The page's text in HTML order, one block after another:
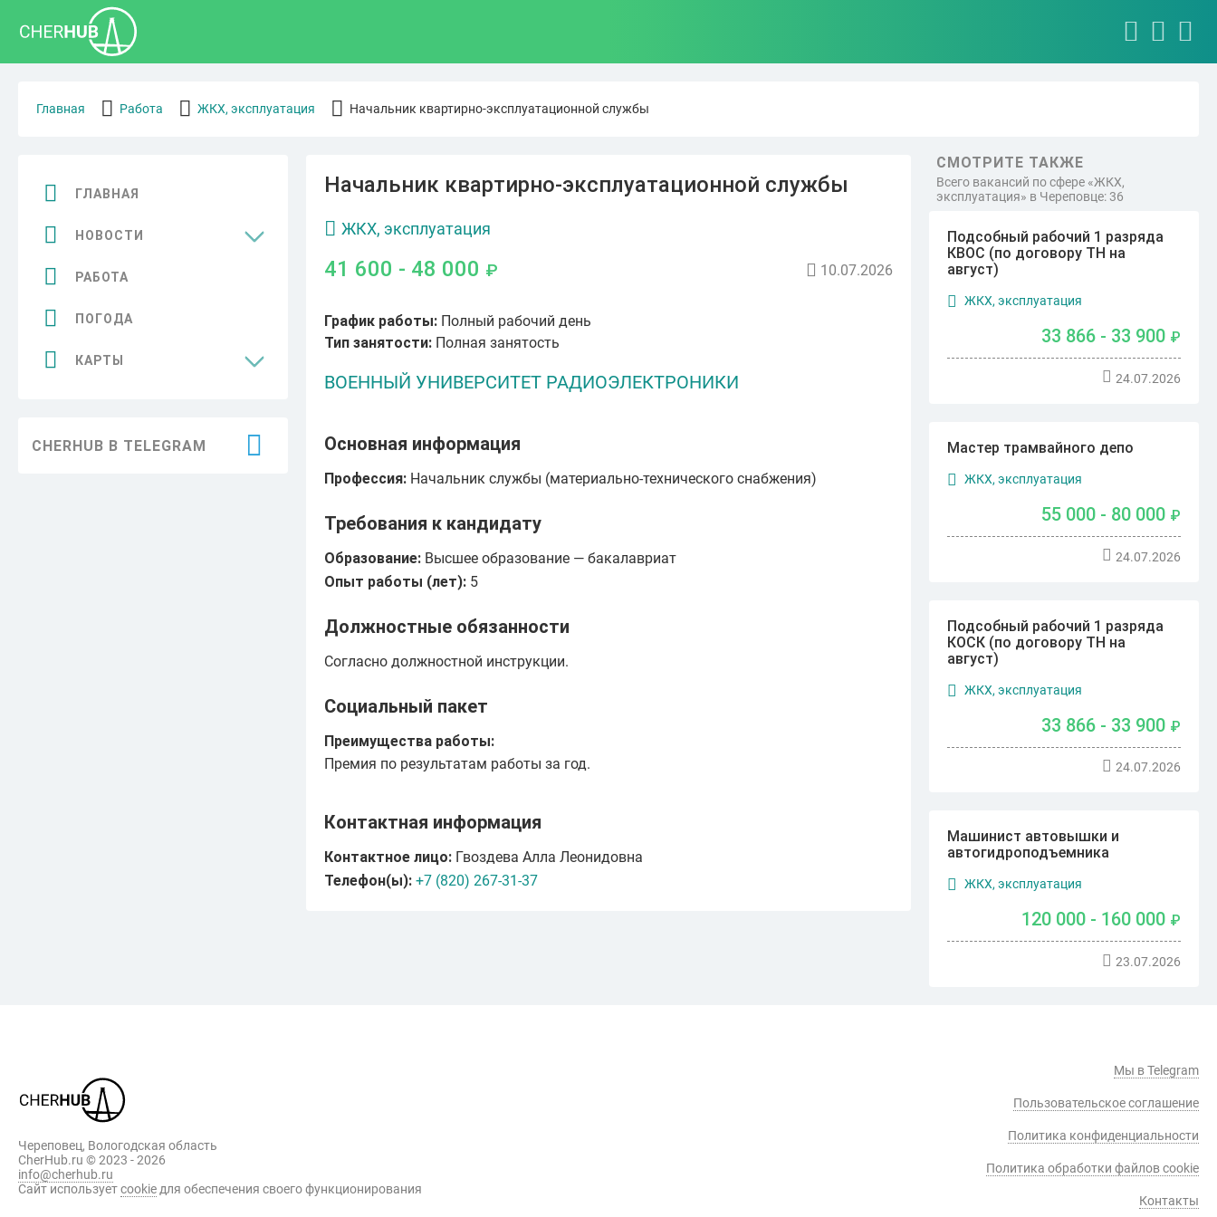
Главная Работа ЖКХ, эксплуатация Начальник квартирно-эксплуатационной службы
ГЛАВНАЯ
НОВОСТИ
Общество
РАБОТА
ПОГОДА
КАРТЫ
CHERHUB В TELEGRAM
Начальник квартирно-эксплуатационной службы
ЖКХ, эксплуатация
41 600 - 48 000 ₽ 10.07.2026
График работы:Полный рабочий день
Тип занятости:Полная занятость
ВОЕННЫЙ УНИВЕРСИТЕТ РАДИОЭЛЕКТРОНИКИ
Основная информация
Профессия:Начальник службы (материально-технического снабжения)
Требования к кандидату
Образование:Высшее образование — бакалавриат
Опыт работы (лет):5
Должностные обязанности
Согласно должностной инструкции.
Социальный пакет
Преимущества работы:
Премия по результатам работы за год.
Контактная информация
Контактное лицо:Гвоздева Алла Леонидовна
Телефон(ы): +7 (820) 267-31-37
СМОТРИТЕ ТАКЖЕ
Всего вакансий по сфере «ЖКХ,
эксплуатация» в Череповце: 36
Подсобный рабочий 1 разряда
КВОС (по договору ТН на
август)
ЖКХ, эксплуатация
33 866 - 33 900 ₽
24.07.2026
Мастер трамвайного депо
ЖКХ, эксплуатация
55 000 - 80 000 ₽
24.07.2026
Подсобный рабочий 1 разряда
КОСК (по договору ТН на
август)
ЖКХ, эксплуатация
33 866 - 33 900 ₽
24.07.2026
Машинист автовышки и
автогидроподъемника
ЖКХ, эксплуатация
120 000 - 160 000 ₽
23.07.2026
Череповец, Вологодская область
CherHub.ru © 2023 - 2026
info@cherhub.ru
Сайт используетcookie для обеспечения своего функционирования
Мы в Telegram
Пользовательское соглашение
Политика конфиденциальности
Политика обработки файлов cookie
Контакты